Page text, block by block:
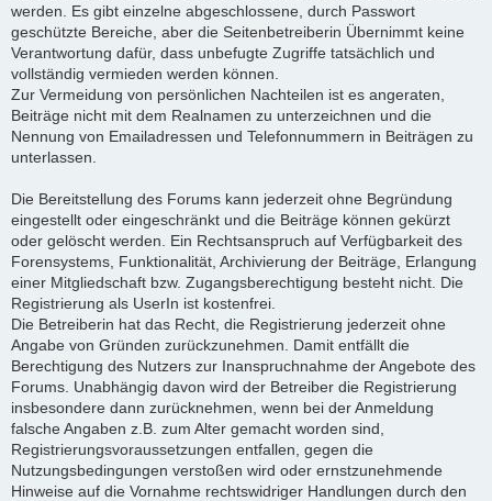
werden. Es gibt einzelne abgeschlossene, durch Passwort
geschützte Bereiche, aber die Seitenbetreiberin Übernimmt keine
Verantwortung dafür, dass unbefugte Zugriffe tatsächlich und
vollständig vermieden werden können.
Zur Vermeidung von persönlichen Nachteilen ist es angeraten,
Beiträge nicht mit dem Realnamen zu unterzeichnen und die
Nennung von Emailadressen und Telefonnummern in Beiträgen zu
unterlassen.
Die Bereitstellung des Forums kann jederzeit ohne Begründung
eingestellt oder eingeschränkt und die Beiträge können gekürzt
oder gelöscht werden. Ein Rechtsanspruch auf Verfügbarkeit des
Forensystems, Funktionalität, Archivierung der Beiträge, Erlangung
einer Mitgliedschaft bzw. Zugangsberechtigung besteht nicht. Die
Registrierung als UserIn ist kostenfrei.
Die Betreiberin hat das Recht, die Registrierung jederzeit ohne
Angabe von Gründen zurückzunehmen. Damit entfällt die
Berechtigung des Nutzers zur Inanspruchnahme der Angebote des
Forums. Unabhängig davon wird der Betreiber die Registrierung
insbesondere dann zurücknehmen, wenn bei der Anmeldung
falsche Angaben z.B. zum Alter gemacht worden sind,
Registrierungsvoraussetzungen entfallen, gegen die
Nutzungsbedingungen verstoßen wird oder ernstzunehmende
Hinweise auf die Vornahme rechtswidriger Handlungen durch den